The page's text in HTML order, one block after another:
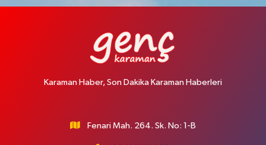
Karaman Haber, Son Dakika Karaman Haberleri
Fenari Mah. 264. Sk. No: 1-B